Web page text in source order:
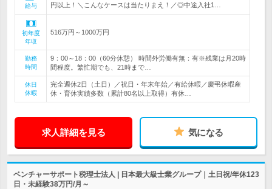
給与
円以上！＼こんなケースは当たりまえ！／◎中途入社1…
初年度
年収
516万円～1000万円
勤務
時間
9：00～18：00（60分休憩） 時間外労働有無：有※残業は月20時
間程度。繁忙期でも、21時まで…
休日
休暇
完全週休2日（土日）／祝日・年末年始／有給休暇／慶弔休暇産
休・育休実績多数（累計80名以上取得）有休…
求人詳細を見る 気になる
ベンチャーサポート税理士法人 | 日本最大級士業グループ｜土日祝/年休123
日・未経験38万円/月～